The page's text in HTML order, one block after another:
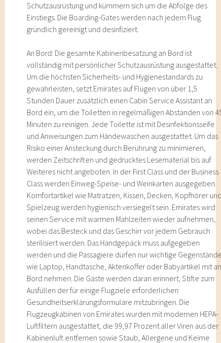
Schutzausrüstung und kümmern sich um die Abfolge des
Einstiegs. Die Boarding-Gates werden nach jedem Flug
gründlich gereinigt und desinfiziert.
An Bord: Die gesamte Kabinenbesatzung an Bord ist
vollständig mit persönlicher Schutzausrüstung ausgestattet.
Um die höchsten Sicherheits- und Hygienestandards zu
gewährleisten, setzt Emirates auf Flügen von über 1,5
Stunden Dauer zusätzlich einen Cabin Service Assistant an
Bord ein, um die Toiletten in regelmäßigen Abständen von
Minuten zu reinigen. Jede Toilette ist mit Desinfektionsseife
und Anweisungen zum Händewaschen ausgestattet. Um das
Risiko einer Ansteckung durch Berührung zu minimieren,
werden Zeitschriften und gedrucktes Lesematerial bis auf
Weiteres nicht angeboten. In der First Class und der Business
Class werden Einweg-Speise- und Weinkarten ausgegeben.
Komfortartikel wie Matratzen, Kissen, Decken, Kopfhörer
Spielzeug werden hygienisch versiegelt sein. Emirates wird
seinen Service mit warmen Mahlzeiten wieder aufnehmen,
wobei das Besteck und das Geschirr vor jedem Gebrauch
sterilisiert werden. Das Handgepäck muss aufgegeben
werden und die Passagiere dürfen nur wichtige
wie Laptop, Handtasche, Aktenkoffer oder Babyartikel mit
Bord nehmen. Die Gäste werden daran erinnert, Stifte zum
Ausfüllen der für einige Flugziele erforderlichen
Gesundheitserklärungsformulare mitzubringen. Die
Flugzeugkabinen von Emirates wurden mit modernen HEPA-
Luftfiltern ausgestattet, die 99,97 Prozent aller Viren aus der
Kabinenluft entfernen sowie Staub, Allergene und Keime